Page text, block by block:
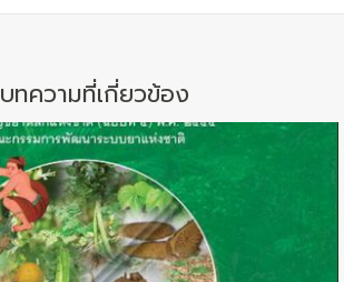
บทความที่เกี่ยวข้อง